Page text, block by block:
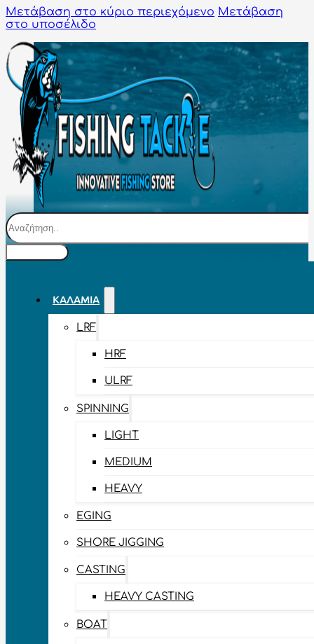
Μετάβαση στο κύριο περιεχόμενο Μετάβαση
στο υποσέλιδο
Αναζήτηση
ΚΑΛΆΜΙΑ
LRF
HRF
ULRF
SPINNING
LIGHT
MEDIUM
HEAVY
EGING
SHORE JIGGING
CASTING
HEAVY CASTING
BOAT